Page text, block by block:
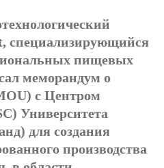
специализирующийся
пищевых
меморандум о
с Центром
Университета
для создания
производства